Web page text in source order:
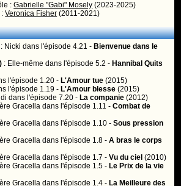
:Gabrielle "Gabi" Mosely (2023-2025)
:Veronica Fisher (2011-2021)
: Nicki dans l'épisode 4.21 - Bienvenue dans le
: Elle-même dans l'épisode 5.2 - Hannibal Quits
l'épisode 1.20 - L'Amour tue (2015)
l'épisode 1.19 - L'Amour blesse (2015)
dans l'épisode 7.20 - La companie (2012)
Gracella dans l'épisode 1.11 -Combat de
Gracella dans l'épisode 1.10 -Sous pression
Gracella dans l'épisode 1.8 -A bras le corps
Gracella dans l'épisode 1.7 -Vu du ciel (2010)
Gracella dans l'épisode 1.5 - Le Prix de la vie
Gracella dans l'épisode 1.4 - La Meilleure des